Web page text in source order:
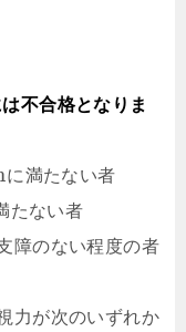
不合格となりま
に満たない者
たない者
障のない程度の者
力が次のいずれか